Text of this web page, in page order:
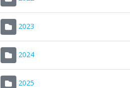
2023
2024
2025